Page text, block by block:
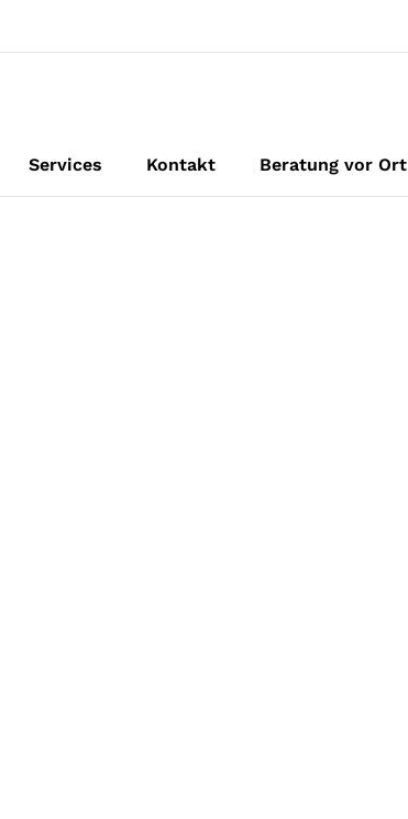
Services Kontakt Beratung vor Ort